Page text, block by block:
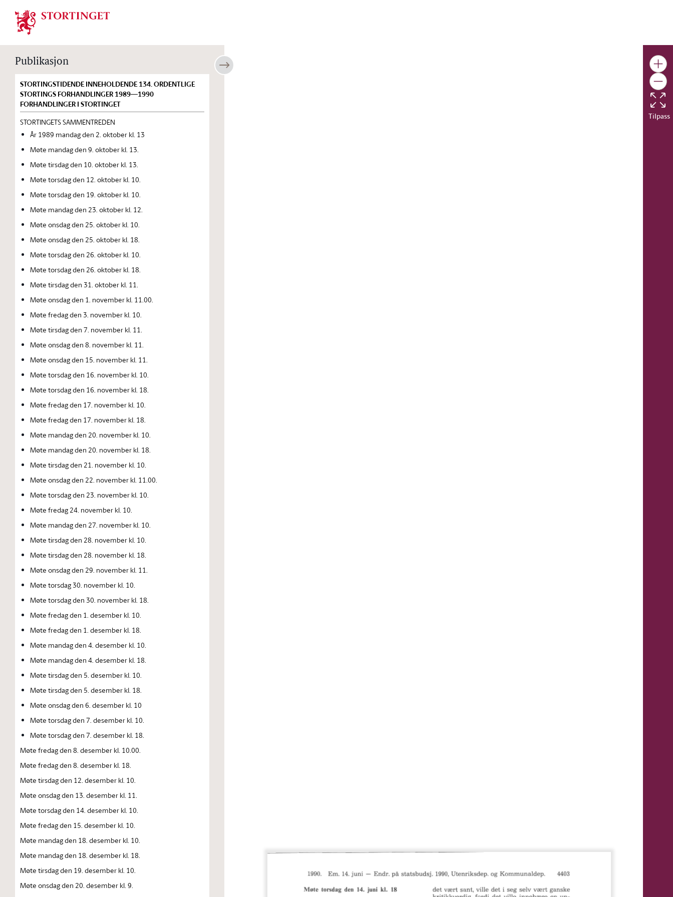
Stortinget.no
Publikasjon
STORTINGSTIDENDE INNEHOLDENDE 134. ORDENTLIGE
STORTINGS FORHANDLINGER 1989—1990
FORHANDLINGER I STORTINGET
STORTINGETS SAMMENTREDEN
År 1989 mandag den 2. oktober kl. 13
Møte mandag den 9. oktober kl. 13.
Møte tirsdag den 10. oktober kl. 13.
Møte torsdag den 12. oktober kl. 10.
Møte torsdag den 19. oktober kl. 10.
Møte mandag den 23. oktober kl. 12.
Møte onsdag den 25. oktober kl. 10.
Møte onsdag den 25. oktober kl. 18.
Møte torsdag den 26. oktober kl. 10.
Møte torsdag den 26. oktober kl. 18.
Møte tirsdag den 31. oktober kl. 11.
Møte onsdag den 1. november kl. 11.00.
Møte fredag den 3. november kl. 10.
Møte tirsdag den 7. november kl. 11.
Møte onsdag den 8. november kl. 11.
Møte onsdag den 15. november kl. 11.
Møte torsdag den 16. november kl. 10.
Møte torsdag den 16. november kl. 18.
Møte fredag den 17. november kl. 10.
Møte fredag den 17. november kl. 18.
Møte mandag den 20. november kl. 10.
Møte mandag den 20. november kl. 18.
Møte tirsdag den 21. november kl. 10.
Møte onsdag den 22. november kl. 11.00.
Møte torsdag den 23. november kl. 10.
Møte fredag 24. november kl. 10.
Møte mandag den 27. november kl. 10.
Møte tirsdag den 28. november kl. 10.
Møte tirsdag den 28. november kl. 18.
Møte onsdag den 29. november kl. 11.
Møte torsdag 30. november kl. 10.
Møte torsdag den 30. november kl. 18.
Møte fredag den 1. desember kl. 10.
Møte fredag den 1. desember kl. 18.
Møte mandag den 4. desember kl. 10.
Møte mandag den 4. desember kl. 18.
Møte tirsdag den 5. desember kl. 10.
Møte tirsdag den 5. desember kl. 18.
Møte onsdag den 6. desember kl. 10
Møte torsdag den 7. desember kl. 10.
Møte torsdag den 7. desember kl. 18.
Møte fredag den 8. desember kl. 10.00.
Møte fredag den 8. desember kl. 18.
Møte tirsdag den 12. desember kl. 10.
Møte onsdag den 13. desember kl. 11.
Møte torsdag den 14. desember kl. 10.
Møte fredag den 15. desember kl. 10.
Møte mandag den 18. desember kl. 10.
Møte mandag den 18. desember kl. 18.
Møte tirsdag den 19. desember kl. 10.
Møte onsdag den 20. desember kl. 9.